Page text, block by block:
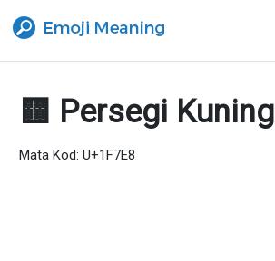
🟨 Persegi Kuning
Mata Kod: U+1F7E8